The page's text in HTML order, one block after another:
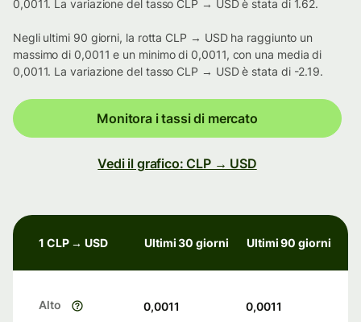
0,0011. La variazione del tasso CLP → USD è stata di 1.62.
Negli ultimi 90 giorni, la rotta CLP → USD ha raggiunto un
massimo di 0,0011 e un minimo di 0,0011, con una media di
0,0011. La variazione del tasso CLP → USD è stata di -2.19.
Monitora i tassi di mercato
Vedi il grafico: CLP → USD
1 CLP → USD Ultimi 30 giorni Ultimi 90 giorni
Alto 0,0011 0,0011